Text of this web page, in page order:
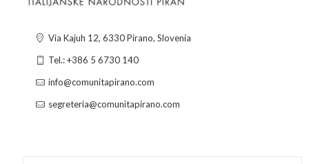
Via Kajuh 12, 6330 Pirano, Slovenia
Tel.: +386 5 6730 140
info@comunitapirano.com
segreteria@comunitapirano.com